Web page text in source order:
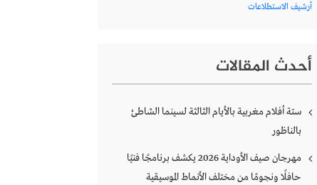
أرشيف الاستطلاعات
أحدث المقالات
ستة أفلام مغربية بالأيام الثالثة لسينما الشاطئ
بالناظور
مهرجان صيف الأوداية 2026 يكشف برنامجًا فنيًا
حافلًا ونجومًا من مختلف الأنماط الموسيقية